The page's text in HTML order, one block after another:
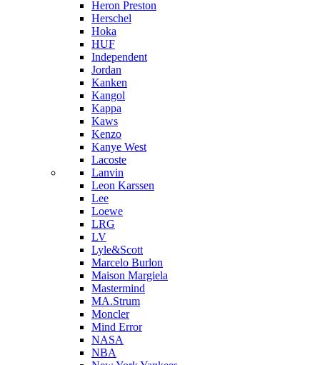
Heron Preston
Hersсhel
Hoka
HUF
Independent
Jordan
Kanken
Kangol
Kappa
Kaws
Kenzo
Kanye West
Lacoste
Lanvin
Leon Karssen
Lee
Loewe
LRG
LV
Lyle&Scott
Marcelo Burlon
Maison Margiela
Mastermind
MA.Strum
Moncler
Mind Error
NASA
NBA